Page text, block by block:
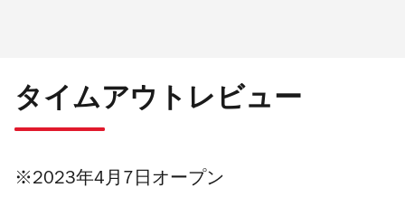
タイムアウトレビュー
※2023年4月7日オープン